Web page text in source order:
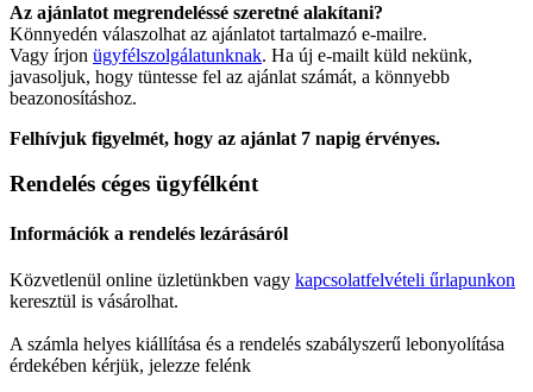
Az ajánlatot megrendeléssé szeretné alakítani?
Könnyedén válaszolhat az ajánlatot tartalmazó e-mailre.
Vagy írjon ügyfélszolgálatunknak. Ha új e-mailt küld nekünk,
javasoljuk, hogy tüntesse fel az ajánlat számát, a könnyebb
beazonosításhoz.
Felhívjuk figyelmét, hogy az ajánlat 7 napig érvényes.
Rendelés céges ügyfélként
Információk a rendelés lezárásáról
Közvetlenül online üzletünkben vagy kapcsolatfelvételi űrlapunkon
keresztül is vásárolhat.
A számla helyes kiállítása és a rendelés szabályszerű lebonyolítása
érdekében kérjük, jelezze felénk